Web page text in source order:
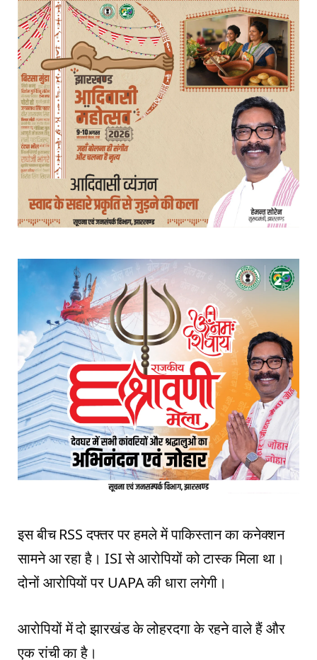
इस बीच RSS दफ्तर पर हमले में पाकिस्तान का कनेक्शन
सामने आ रहा है। ISI से आरोपियों को टास्क मिला था।
दोनों आरोपियों पर UAPA की धारा लगेगी।
आरोपियों में दो झारखंड के लोहरदगा के रहने वाले हैं और
एक रांची का है।